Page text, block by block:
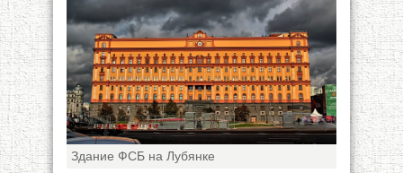
Здание ФСБ на Лубянке